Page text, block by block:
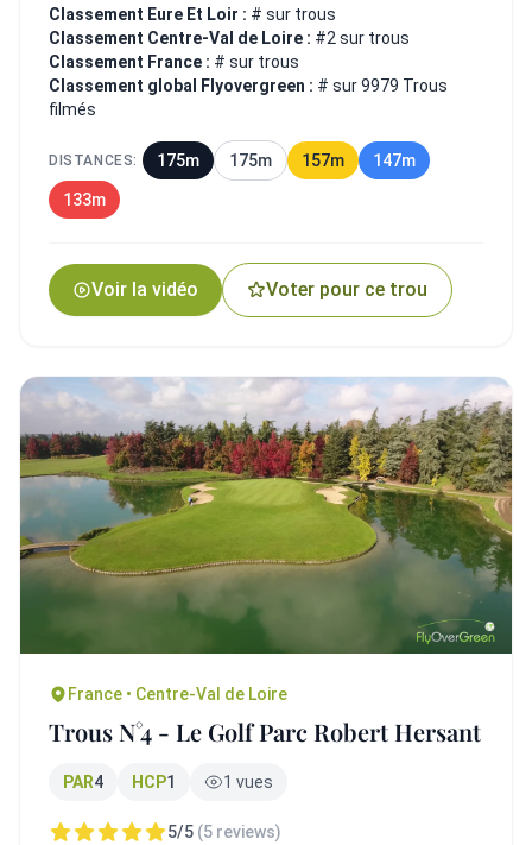
Classement Eure Et Loir : # sur trous
Classement Centre-Val de Loire : #2 sur trous
Classement France : # sur trous
Classement global Flyovergreen : # sur 9979 Trous
filmés
DISTANCES: 175m 175m 157m 147m
133m
Voir la vidéo Voter pour ce trou
France • Centre-Val de Loire
Trous N°4 - Le Golf Parc Robert Hersant
PAR4 HCP1 1 vues
5/5 (5 reviews)